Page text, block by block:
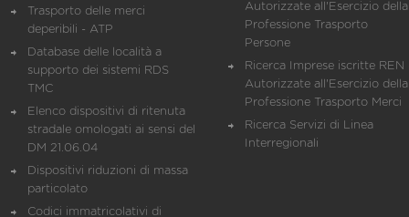
Trasporto delle merci
deperibili - ATP
Database delle località a
supporto dei sistemi RDS
TMC
Elenco dispositivi di ritenuta
stradale omologati ai sensi del
DM 21.06.04
Dispositivi riduzioni di massa
particolato
Codici immatricolativi di
Autorizzate all'Esercizio della
Professione Trasporto
Persone
Ricerca Imprese iscritte REN
Autorizzate all'Esercizio della
Professione Trasporto Merci
Ricerca Servizi di Linea
Interregionali